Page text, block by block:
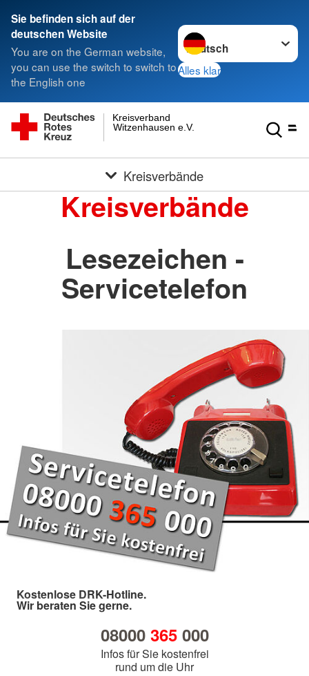
Sie befinden sich auf der
deutschen Website
You are on the German website,
you can use the switch to switch to
the English one
Sprache wechseln zu
Alles klar
Witzenhausen e.V.
Kreisverband
Kreisverbände
Kreisverbände
Lesezeichen -
Servicetelefon
Kostenlose DRK-Hotline.
Wir beraten Sie gerne.
08000 365000
Infos für Sie kostenfrei
rund um die Uhr